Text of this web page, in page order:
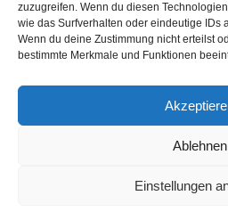
zuzugreifen. Wenn du diesen
wie das Surfverhalten oder eindeutige IDs
Wenn du deine Zustimmung nicht erteilst
bestimmte Merkmale und Funktionen
Ablehnen
Einstellungen
Partner des Horchheimer